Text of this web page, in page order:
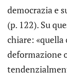
democrazia e
(p. 122). Su
chiare: «quella
deformazione